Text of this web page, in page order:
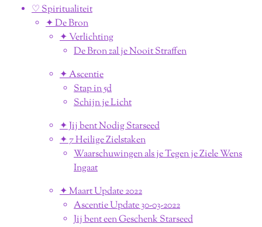
♡ Spiritualiteit
✦ De Bron
✦ Verlichting
De Bron zal je Nooit Straffen
✦ Ascentie
Stap in 5d
Schijn je Licht
✦ Jij bent Nodig Starseed
✦ 7 Heilige Zielstaken
Waarschuwingen als je Tegen je Ziele Wens
Ingaat
✦ Maart Update 2022
Ascentie Update 30-03-2022
Jij bent een Geschenk Starseed